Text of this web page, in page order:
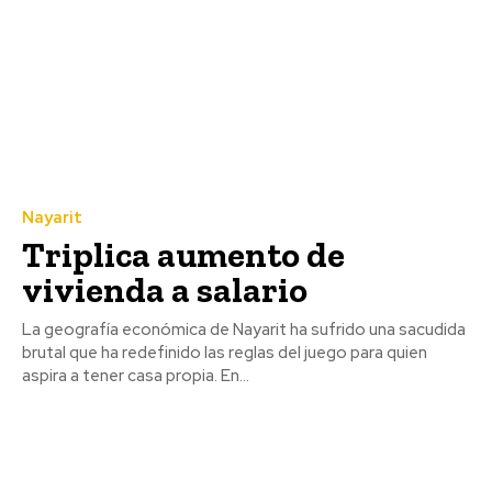
Nayarit
Triplica aumento de
vivienda a salario
La geografía económica de Nayarit ha sufrido una sacudida
brutal que ha redefinido las reglas del juego para quien
aspira a tener casa propia. En...